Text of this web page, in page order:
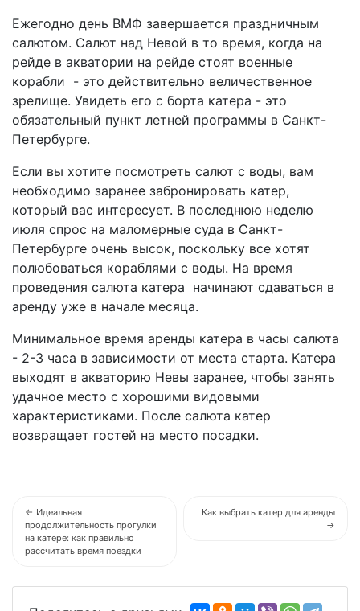
Ежегодно день ВМФ завершается праздничным
салютом. Салют над Невой в то время, когда на
рейде в акватории на рейде стоят военные
корабли - это действительно величественное
зрелище. Увидеть его с борта катера - это
обязательный пункт летней программы в Санкт-
Петербурге.
Если вы хотите посмотреть салют с воды, вам
необходимо заранее забронировать катер,
который вас интересует. В последнюю неделю
июля спрос на маломерные суда в Санкт-
Петербурге очень высок, поскольку все хотят
полюбоваться кораблями с воды. На время
проведения салюта катера начинают сдаваться в
аренду уже в начале месяца.
Минимальное время аренды катера в часы салюта
- 2-3 часа в зависимости от места старта. Катера
выходят в акваторию Невы заранее, чтобы занять
удачное место с хорошими видовыми
характеристиками. После салюта катер
возвращает гостей на место посадки.
← Идеальная
продолжительность прогулки
на катере: как правильно
рассчитать время поездки
Как выбрать катер для аренды
→